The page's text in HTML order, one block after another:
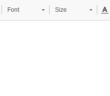
Font Size